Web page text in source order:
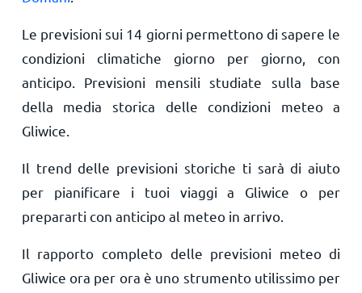
Le previsioni sui 14 giorni permettono di sapere le
condizioni climatiche giorno per giorno, con
anticipo. Previsioni mensili studiate sulla base
della media storica delle condizioni meteo a
Gliwice.
Il trend delle previsioni storiche ti sarà di aiuto
per pianificare i tuoi viaggi a Gliwice o per
prepararti con anticipo al meteo in arrivo.
Il rapporto completo delle previsioni meteo di
Gliwice ora per ora è uno strumento utilissimo per